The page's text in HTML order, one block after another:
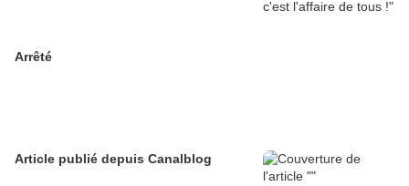
Arrêté
Article publié depuis Canalblog